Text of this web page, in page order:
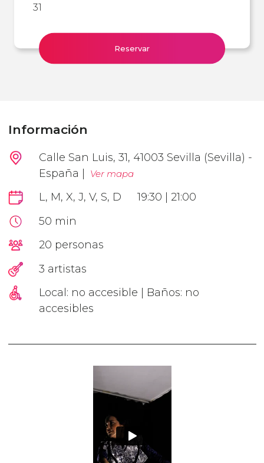
31
Reservar
Información
Calle San Luis, 31, 41003 Sevilla (Sevilla) -
España |
Ver mapa
L, M, X, J, V, S, D
19:30 | 21:00
50 min
20 personas
3 artistas
Local: no accesible | Baños: no
accesibles